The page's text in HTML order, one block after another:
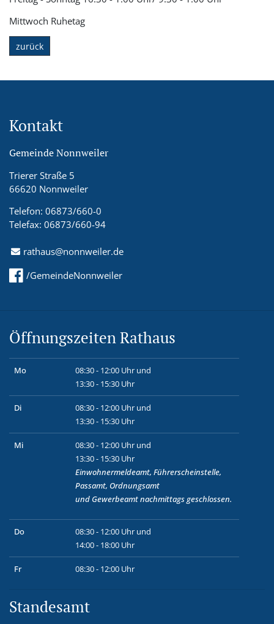
Mittwoch Ruhetag
zurück
Kontakt
Gemeinde Nonnweiler
Trierer Straße 5
66620 Nonnweiler
Telefon: 06873/660-0
Telefax: 06873/660-94
rathaus@nonnweiler.de
/GemeindeNonnweiler
Öffnungszeiten Rathaus
Mo
08:30 - 12:00 Uhr und
13:30 - 15:30 Uhr
Di
08:30 - 12:00 Uhr und
13:30 - 15:30 Uhr
Mi
08:30 - 12:00 Uhr und
13:30 - 15:30 Uhr
Einwohnermeldeamt, Führerscheinstelle,
Passamt, Ordnungsamt
und Gewerbeamtnachmittags geschlossen.
Do
08:30 - 12:00 Uhr und
14:00 - 18:00 Uhr
Fr 08:30 - 12:00 Uhr
Standesamt